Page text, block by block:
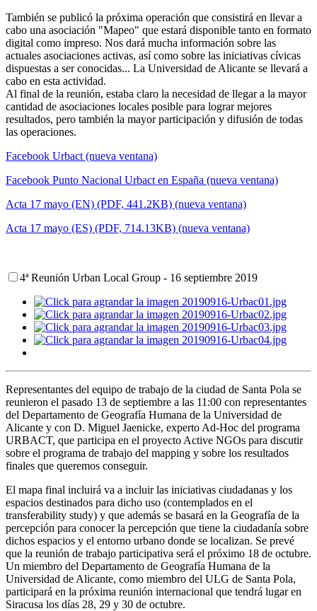
También se publicó la próxima operación que consistirá en llevar a
cabo una asociación "Mapeo" que estará disponible tanto en formato
digital como impreso. Nos dará mucha información sobre las
actuales asociaciones activas, así como sobre las iniciativas cívicas
dispuestas a ser conocidas... La Universidad de Alicante se llevará a
cabo en esta actividad.
Al final de la reunión, estaba claro la necesidad de llegar a la mayor
cantidad de asociaciones locales posible para lograr mejores
resultados, pero también la mayor participación y difusión de todas
las operaciones.
Facebook Urbact (nueva ventana)
Facebook Punto Nacional Urbact en España (nueva ventana)
Acta 17 mayo (EN) (PDF, 441.2KB) (nueva ventana)
Acta 17 mayo (ES) (PDF, 714.13KB) (nueva ventana)
4ª Reunión Urban Local Group - 16 septiembre 2019
Representantes del equipo de trabajo de la ciudad de Santa Pola se
reunieron el pasado 13 de septiembre a las 11:00 con representantes
del Departamento de Geografía Humana de la Universidad de
Alicante y con D. Miguel Jaenicke, experto Ad-Hoc del programa
URBACT, que participa en el proyecto Active NGOs para discutir
sobre el programa de trabajo del mapping y sobre los resultados
finales que queremos conseguir.
El mapa final incluirá va a incluir las iniciativas ciudadanas y los
espacios destinados para dicho uso (contemplados en el
transferability study) y que además se basará en la Geografía de la
percepción para conocer la percepción que tiene la ciudadanía sobre
dichos espacios y el entorno urbano donde se localizan. Se prevé
que la reunión de trabajo participativa será el próximo 18 de octubre.
Un miembro del Departamento de Geografía Humana de la
Universidad de Alicante, como miembro del ULG de Santa Pola,
participará en la próxima reunión internacional que tendrá lugar en
Siracusa los días 28, 29 y 30 de octubre.